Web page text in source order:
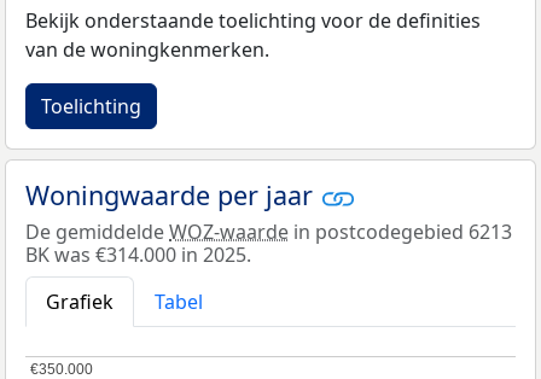
Bekijk onderstaande toelichting voor de definities
van de woningkenmerken.
Toelichting
Woningwaarde per jaar
De gemiddeldeWOZ-waarde in postcodegebied 6213
BK was €314.000 in 2025.
Grafiek
Tabel
€350.000
€350.000